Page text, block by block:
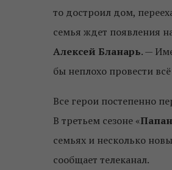
то достроил дом,
семья ждет появления
Алексей Бланарь. —
бы неплохо провести
Все герои постепенно
В третьем сезоне «
семьях и несколько
сообщает телеканал.